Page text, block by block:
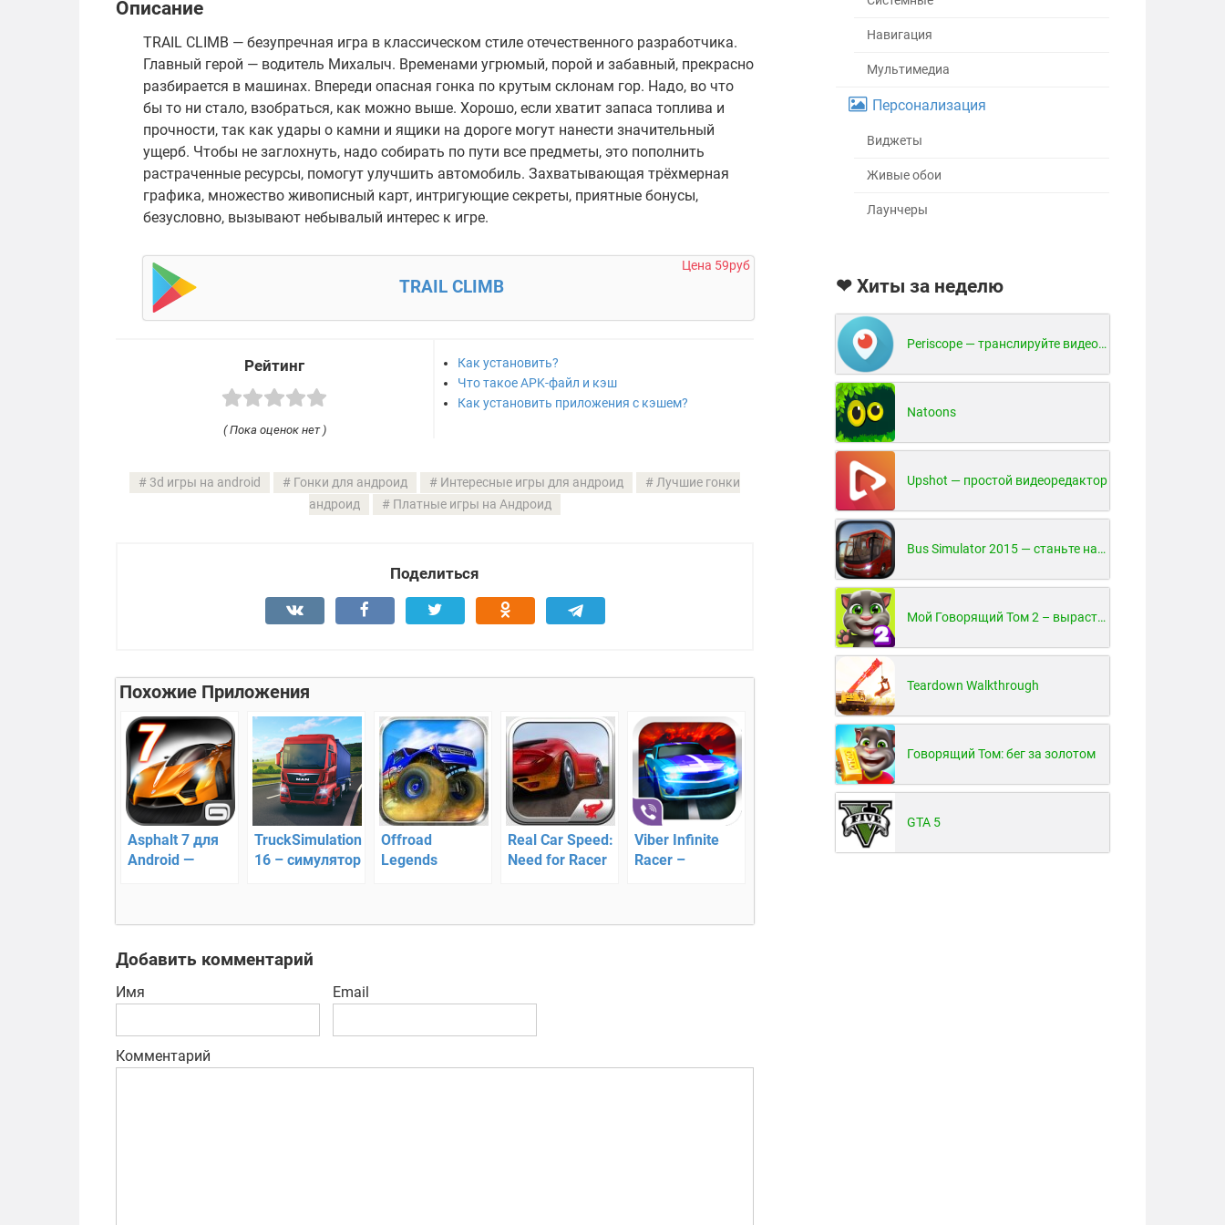
Описание
TRAIL CLIMB — безупречная игра в классическом стиле отечественного разработчика.
Главный герой — водитель Михалыч. Временами угрюмый, порой и забавный, прекрасно
разбирается в машинах. Впереди опасная гонка по крутым склонам гор. Надо, во что
бы то ни стало, взобраться, как можно выше. Хорошо, если хватит запаса топлива и
прочности, так как удары о камни и ящики на дороге могут нанести значительный
ущерб. Чтобы не заглохнуть, надо собирать по пути все предметы, это пополнить
растраченные ресурсы, помогут улучшить автомобиль. Захватывающая трёхмерная
графика, множество живописный карт, интригующие секреты, приятные бонусы,
безусловно, вызывают небывалый интерес к игре.
Цена 59руб
TRAIL CLIMB
Рейтинг
( Пока оценок нет )
Как установить?
Что такое APK-файл и кэш
Как установить приложения с кэшем?
3d игры на android Гонки для андроид Интересные игры для андроид
Лучшие гонки
андроид
Платные игры на Андроид
Поделиться
Похожие Приложения
Asphalt 7 для
Android —
TruckSimulation
16 – симулятор
Offroad
Legends
платформе
Real Car Speed:
Need for Racer
Андроид
Viber Infinite
Racer –
Добавить комментарий
Имя Email
Комментарий
Навигация
Мультимедиа
Персонализация
Виджеты
Живые обои
Лаунчеры
❤ Хиты за неделю
Periscope — транслируйте видео в реальном времени!
Natoons
Upshot — простой видеоредактор
Bus Simulator 2015 — станьте настоящим водителем автобуса!
Мой Говорящий Том 2 – вырасти и воспитай своего котенка
Teardown Walkthrough
Говорящий Том: бег за золотом
GTA 5